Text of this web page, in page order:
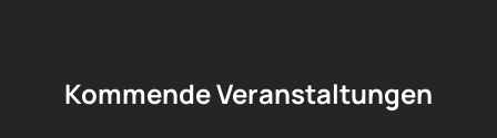
Kommende Veranstaltungen